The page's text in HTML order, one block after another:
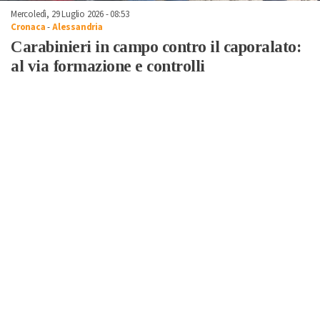
Mercoledì, 29 Luglio 2026 - 08:53
Cronaca-Alessandria
Carabinieri in campo contro il caporalato:
al via formazione e controlli